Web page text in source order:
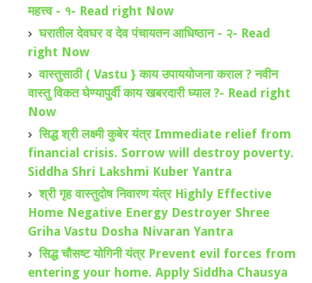
महत्त्व - १- Read right Now
घरातील देवघर व देव पंचायतन आधिष्ठान - २- Read
right Now
वास्तुसाठी ( Vastu } काय उपाययोजना कराल ? नवीन
वास्तु विकत घेण्यापुर्वी काय खबरदारी घ्याल ?- Read right
Now
सिद्ध श्री लक्ष्मी कुबेर यंत्र Immediate relief from
financial crisis. Sorrow will destroy poverty.
Siddha Shri Lakshmi Kuber Yantra
श्री गृह वास्तुदोष निवारण यंत्र Highly Effective
Home Negative Energy Destroyer Shree
Griha Vastu Dosha Nivaran Yantra
सिद्ध चौसष्ट योगिनी यंत्र Prevent evil forces from
entering your home. Apply Siddha Chausya